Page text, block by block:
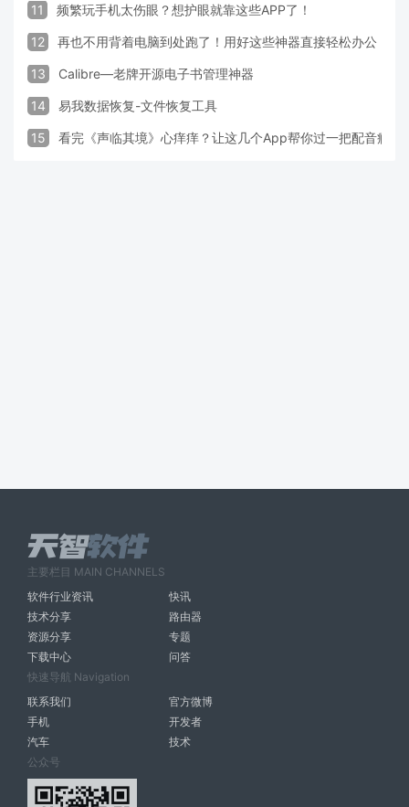
11 频繁玩手机太伤眼？想护眼就靠这些APP了！
12 再也不用背着电脑到处跑了！用好这些神器直接轻松办公
13 Calibre—老牌开源电子书管理神器
14 易我数据恢复-文件恢复工具
15 看完《声临其境》心痒痒？让这几个App帮你过一把配音瘾
主要栏目 MAIN CHANNELS
软件行业资讯
快讯
技术分享
路由器
资源分享
专题
下载中心
问答
快速导航 Navigation
联系我们
官方微博
手机
开发者
汽车
技术
公众号